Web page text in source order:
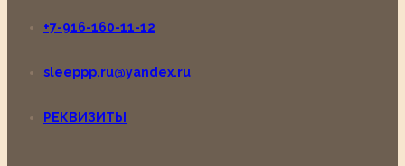
+7-916-160-11-12
sleeppp.ru@yandex.ru
РЕКВИЗИТЫ